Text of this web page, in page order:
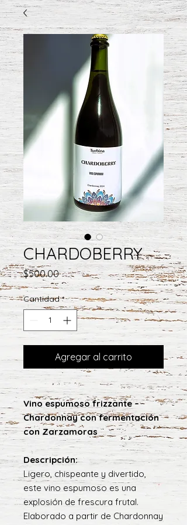
CHARDOBERRY
$500.00Precio
Cantidad *
Agregar al carrito
Vino espumoso frizzante –
Chardonnay con fermentación
con Zarzamoras
Descripción:
Ligero, chispeante y divertido,
este vino espumoso es una
explosión de frescura frutal.
Elaborado a partir de Chardonnay